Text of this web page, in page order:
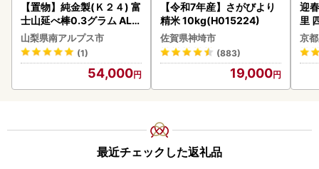
【置物】純金製(Ｋ２４) 富
士山延べ棒0.3グラム ALP
BK193
山梨県南アルプス市
(1)
54,000
【令和7年産】さがびより
精米 10kg(H015224)
佐賀県神埼市
(883)
19,000
迎
里
京
最近チェックした返礼品